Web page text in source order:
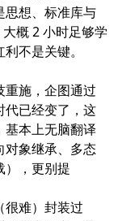
思想、标准库与
概 2 小时足够学
不是关键。
重施，企图通过
代已经变了，这
基本上无脑翻译
对象继承、多态
），更别提
很难）封装过